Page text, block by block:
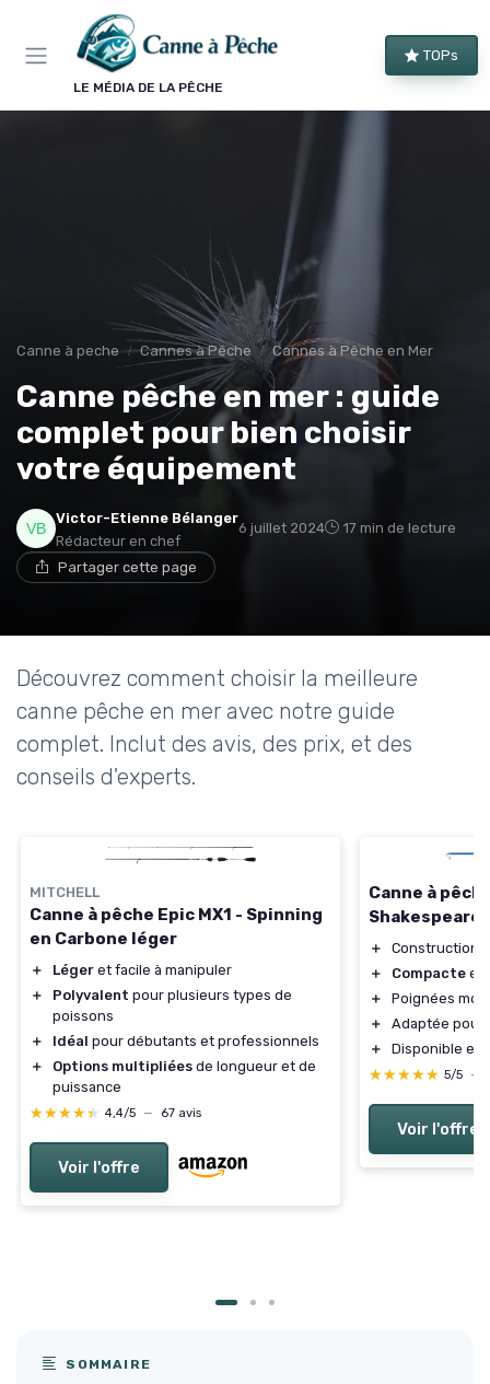
LE MÉDIA DE LA PÊCHE
TOPs
Canne à peche Cannes à Pêche Cannes à Pêche en Mer
Canne pêche en mer : guide
complet pour bien choisir
votre équipement
Victor-Etienne Bélanger
Rédacteur en chef
6 juillet 2024 17 min de lecture
Partager cette page
Découvrez comment choisir la meilleure
canne pêche en mer avec notre guide
complet. Inclut des avis, des prix, et des
conseils d'experts.
MITCHELL
Canne à pêche Epic MX1 - Spinning
en Carbone léger
＋ Léger et facile à manipuler
＋
Polyvalent pour plusieurs types de
poissons
＋
Idéal pour débutants et professionnels
＋
Options multipliées de longueur et de
puissance
★★★★★
★★★★★ 4,4/5 — 67 avis
Voir l'offre
Canne à
Shakespeare
＋
Construction
＋
Compacte et
＋
Poignées
＋
Adaptée pour
＋
Disponible en
★★★★★
★★★★★ 5/5 —
Voir l'offre
SOMMAIRE
Panneau de gestion des cookies